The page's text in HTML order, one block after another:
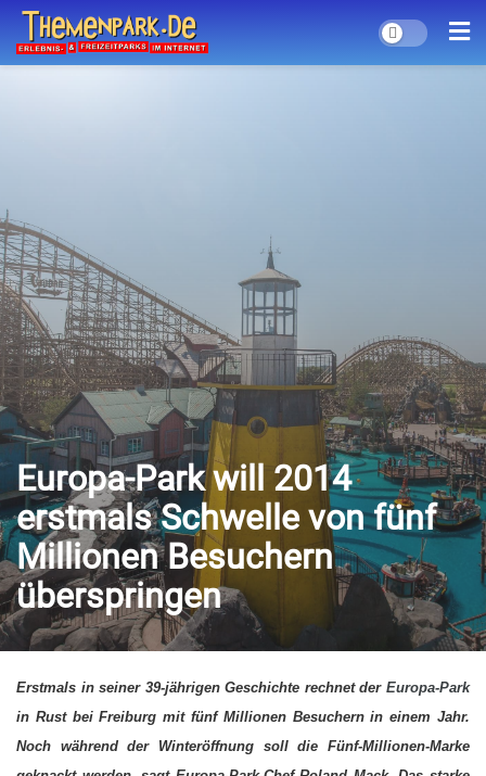
Europa-Park will 2014
erstmals Schwelle von fünf
Millionen Besuchern
überspringen
Erstmals in seiner 39-jährigen Geschichte rechnet der Europa-Park
in Rust bei Freiburg mit fünf Millionen Besuchern in einem Jahr.
Noch während der Winteröffnung soll die Fünf-Millionen-Marke